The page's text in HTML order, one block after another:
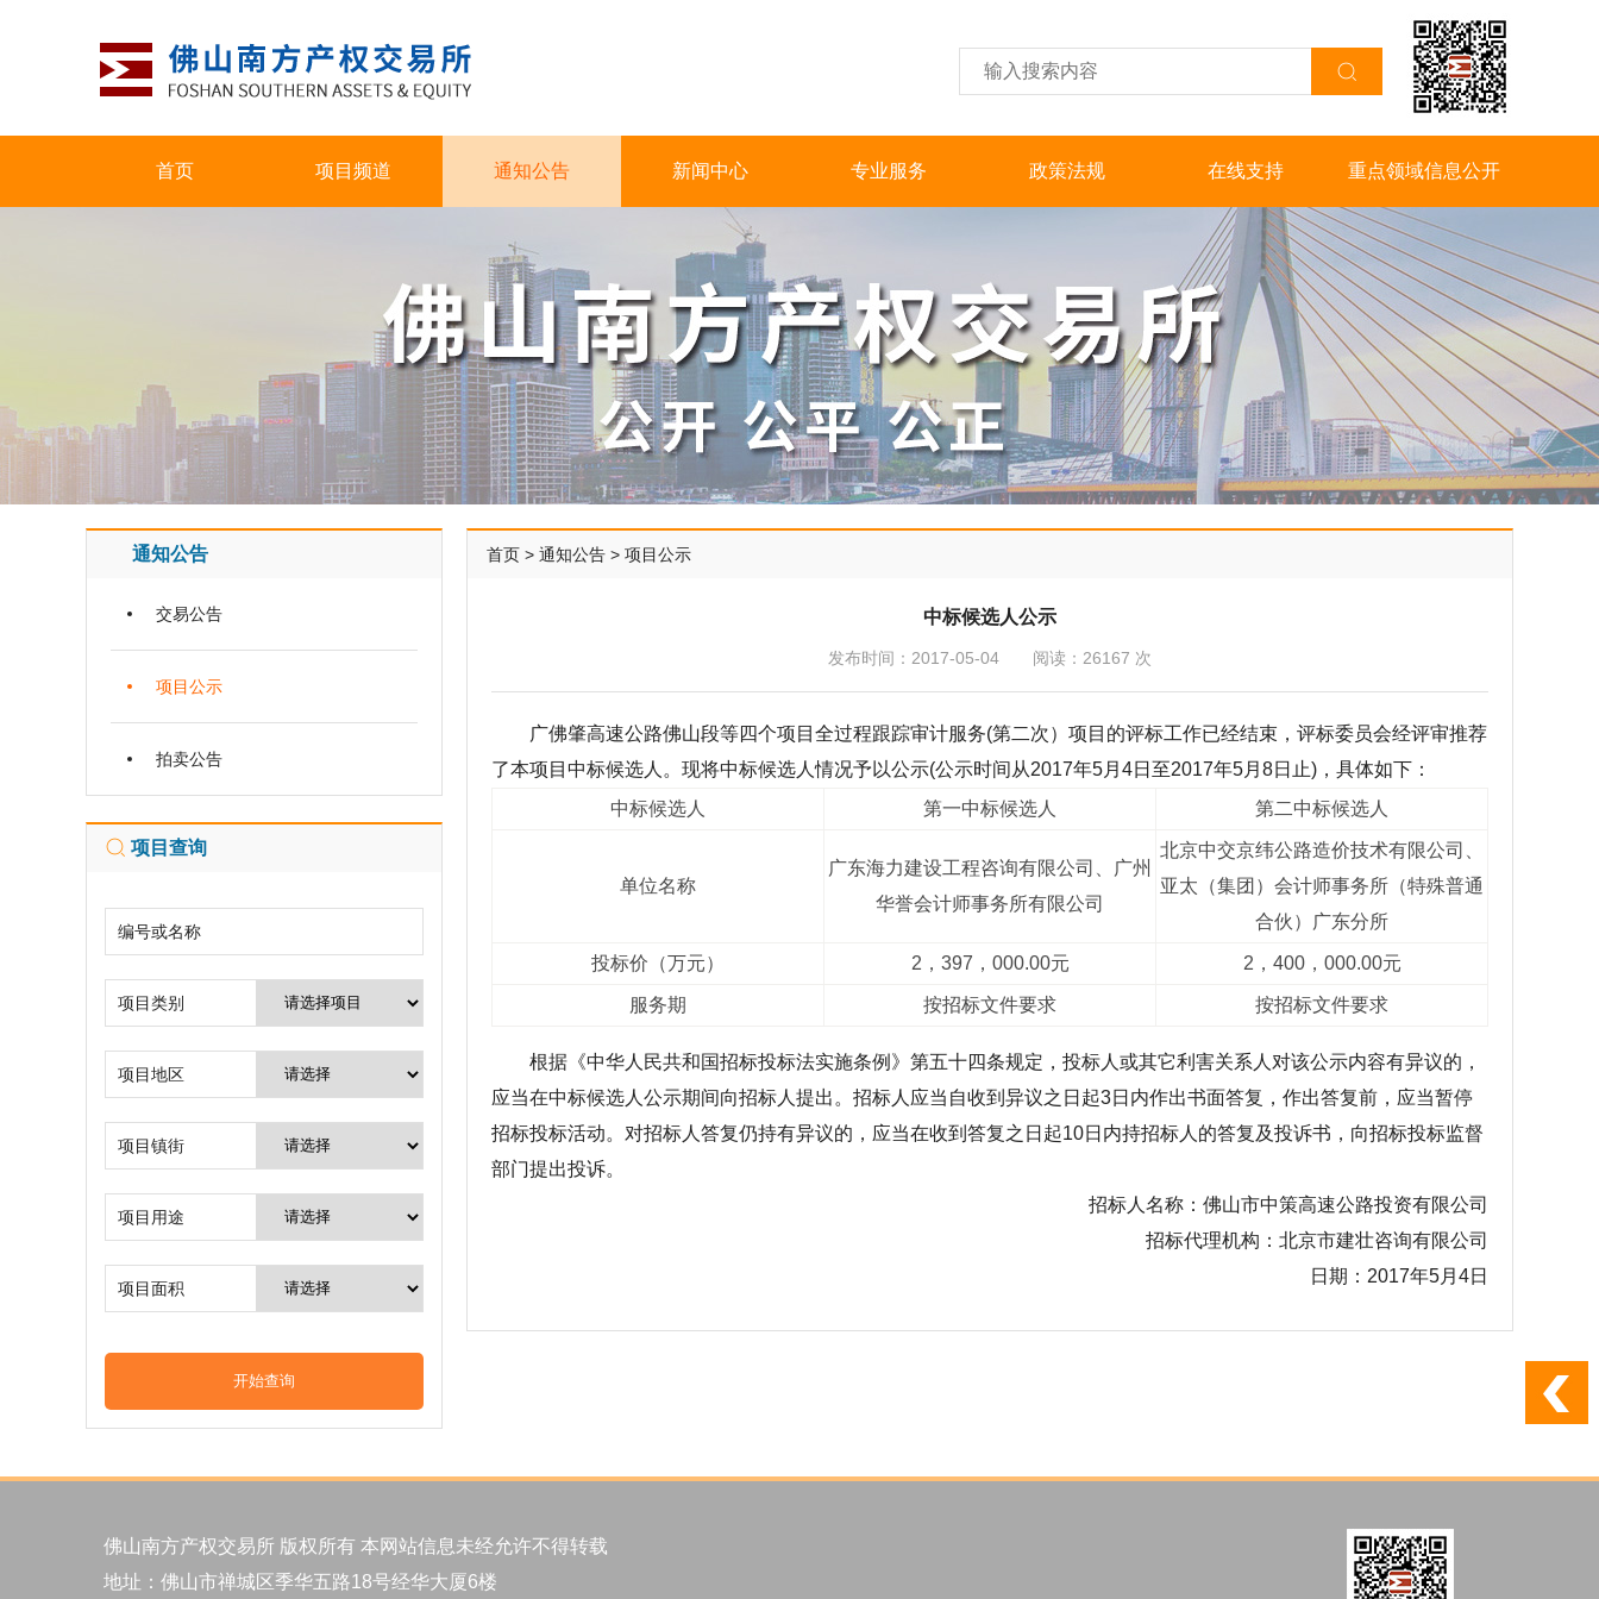
首页 项目频道 通知公告 新闻中心 专业服务 政策法规 在线支持 重点领域信息公开
通知公告
交易公告
项目公示
拍卖公告
项目查询
编号或名称
项目类别
项目地区
项目镇街
项目用途
项目面积
首页 > 通知公告 > 项目公示
中标候选人公示
发布时间：2017-05-04 阅读：26167 次
广佛肇高速公路佛山段等四个项目全过程跟踪审计服务(第二次）项目的评标工作已经结束，评标委员会经评审推荐
了本项目中标候选人。现将中标候选人情况予以公示(公示时间从2017年5月4日至2017年5月8日止)，具体如下：
中标候选人
第一中标候选人 第二中标候选人
单位名称
广东海力建设工程咨询有限公司、广州
华誉会计师事务所有限公司
北京中交京纬公路造价技术有限公司、
亚太（集团）会计师事务所（特殊普通
合伙）广东分所
投标价（万元） 2，397，000.00元 2，400，000.00元
服务期 按招标文件要求 按招标文件要求
根据《中华人民共和国招标投标法实施条例》第五十四条规定，投标人或其它利害关系人对该公示内容有异议的，
应当在中标候选人公示期间向招标人提出。招标人应当自收到异议之日起3日内作出书面答复，作出答复前，应当暂停
招标投标活动。对招标人答复仍持有异议的，应当在收到答复之日起10日内持招标人的答复及投诉书，向招标投标监督
部门提出投诉。
招标人名称：佛山市中策高速公路投资有限公司
招标代理机构：北京市建壮咨询有限公司
日期：2017年5月4日
佛山南方产权交易所 版权所有 本网站信息未经允许不得转载
地址：佛山市禅城区季华五路18号经华大厦6楼